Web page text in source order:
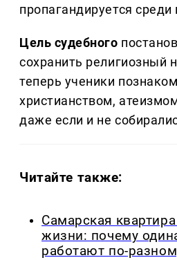
пропагандируется
Цель судебного
сохранить религиозный
теперь ученики
христианством,
даже если и не
Читайте также:
Самарская
жизни: почему
работают по-